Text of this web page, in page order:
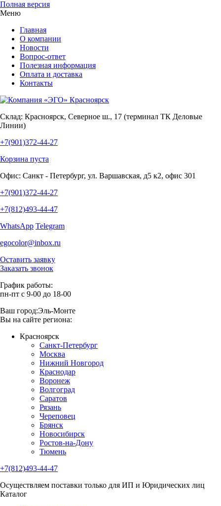
Полная версия
Меню
Главная
О компании
Новости
Вопрос-ответ
Полезная информация
Оплата и доставка
Контакты
Склад: Красноярск, Северное ш., 17 (терминал ТК Деловые
Линии)
+7(901)372-44-27
Корзина пуста
Офис: Санкт - Петербург, ул. Варшавская, д5 к2, офис 301
+7(901)372-44-27
+7(812)493-44-47
WhatsApp Telegram
egocolor@inbox.ru
Оставить заявку
Заказать звонок
График работы:
пн-пт с 9-00 до 18-00
Ваш город:Эль-Монте
Вы на сайте региона:
Красноярск
Санкт-Петербург
Москва
Нижний Новгород
Краснодар
Воронеж
Волгоград
Саратов
Рязань
Череповец
Брянск
Новосибирск
Ростов-на-Дону
Тюмень
+7(812)493-44-47
Осуществляем поставки только для ИП и Юридических лиц
Каталог